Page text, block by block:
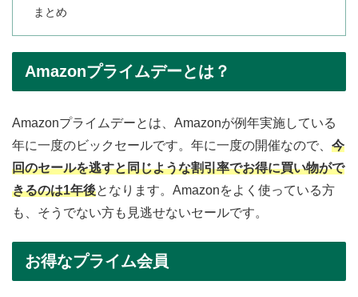
まとめ
Amazonプライムデーとは？
Amazonプライムデーとは、Amazonが例年実施している
年に一度のビックセールです。年に一度の開催なので、 今
回のセールを逃すと同じような割引率でお得に買い物がで
きるのは1年後となります。Amazonをよく使っている方
も、そうでない方も見逃せないセールです。
お得なプライム会員